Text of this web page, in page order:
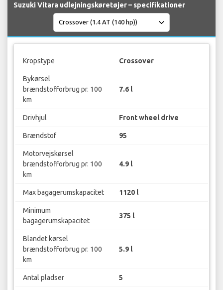
Suzuki Vitara udlejningskøretøjer – specifikationer
Kropstype Crossover
Bykørsel
brændstofforbrug pr. 100
km
7.6 l
Drivhjul Front wheel drive
Brændstof 95
Motorvejskørsel
brændstofforbrug pr. 100
km
4.9 l
Max bagagerumskapacitet 1120 l
Minimum
bagagerumskapacitet
375 l
Blandet kørsel
brændstofforbrug pr. 100
km
5.9 l
Antal pladser 5